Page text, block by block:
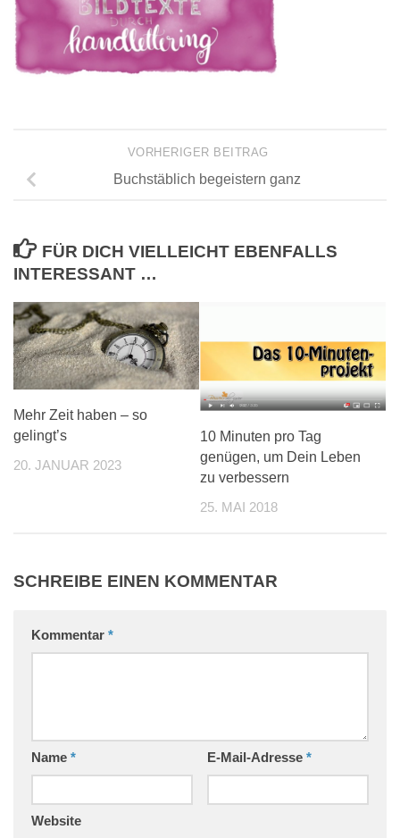
VORHERIGER BEITRAG
Buchstäblich begeistern ganz
FÜR DICH VIELLEICHT EBENFALLS
INTERESSANT …
Mehr Zeit haben – so
gelingt’s
20. JANUAR 2023
10 Minuten pro Tag
genügen, um Dein Leben
zu verbessern
25. MAI 2018
SCHREIBE EINEN KOMMENTAR
Kommentar *
Name * E-Mail-Adresse *
Website